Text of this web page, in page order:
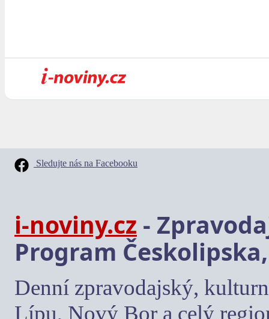
Sledujte nás na Facebooku
i-noviny.cz -
Program
Denní zpravodajský,
Lípu, Nový Bor a celý